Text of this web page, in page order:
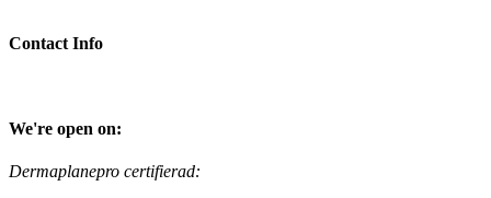
Contact Info
We're open on:
Dermaplanepro certifierad: